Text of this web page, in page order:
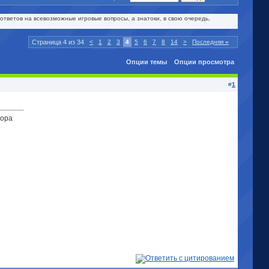
на всевозможные игровые вопросы, а знатоки, в свою очередь,
Страница 4 из 34 < 1 2 3 4 5 6 7 8 14 > Последняя »
Опции темы Опции просмотра
#1